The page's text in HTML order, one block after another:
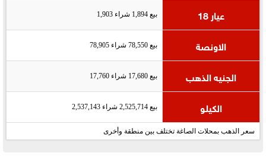
عيار 18 بيع 1,894 شراء 1,903
الاونصة بيع 78,550 شراء 78,905
الجنيه الذهب بيع 17,680 شراء 17,760
الكيلو بيع 2,525,714 شراء 2,537,143
سعر الذهب بمحلات الصاغة تختلف بين منطقة وأخرى